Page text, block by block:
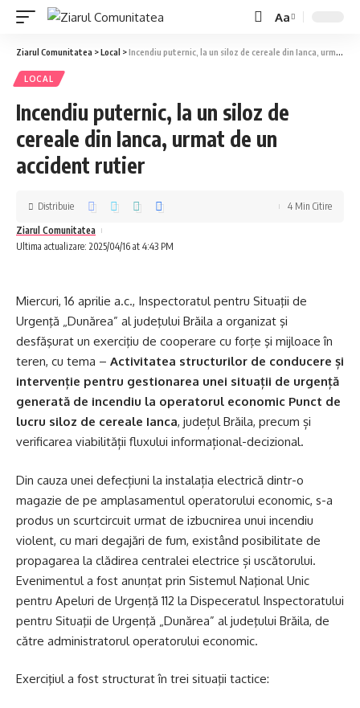
Aa
Ziarul Comunitatea >Local >Incendiu puternic, la un siloz de cereale din Ianca, urmat de un accident rutier
LOCAL
Incendiu puternic, la un siloz de
cereale din Ianca, urmat de un
accident rutier
Ultima actualizare: 2025/04/16 at 4:43 PM
Ziarul Comunitatea
Distribuie 4 Min Citire
Miercuri, 16 aprilie a.c., Inspectoratul pentru Situaţii de
Urgenţă „Dunărea” al judeţului Brăila a organizat şi
desfăşurat un exerciţiu de cooperare cu forţe şi mijloace în
teren, cu tema – Activitatea structurilor de conducere și
intervenție pentru gestionarea unei situații de urgență
generată de incendiu la operatorul economic Punct de
lucru siloz de cereale Ianca, județul Brăila, precum și
verificarea viabilității fluxului informațional-decizional.
Din cauza unei defecțiuni la instalația electrică dintr-o
magazie de pe amplasamentul operatorului economic, s-a
produs un scurtcircuit urmat de izbucnirea unui incendiu
violent, cu mari degajări de fum, existând posibilitate de
propagarea la clădirea centralei electrice și uscătorului.
Evenimentul a fost anunţat prin Sistemul Naţional Unic
pentru Apeluri de Urgenţă 112 la Dispeceratul Inspectoratului
pentru Situaţii de Urgenţă „Dunărea” al judeţului Brăila, de
către administratorul operatorului economic.
Exerciţiul a fost structurat în trei situaţii tactice: